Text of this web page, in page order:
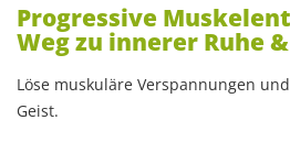
Progressive
Weg zu innerer Ruhe
Löse muskuläre Verspannungen
Geist.